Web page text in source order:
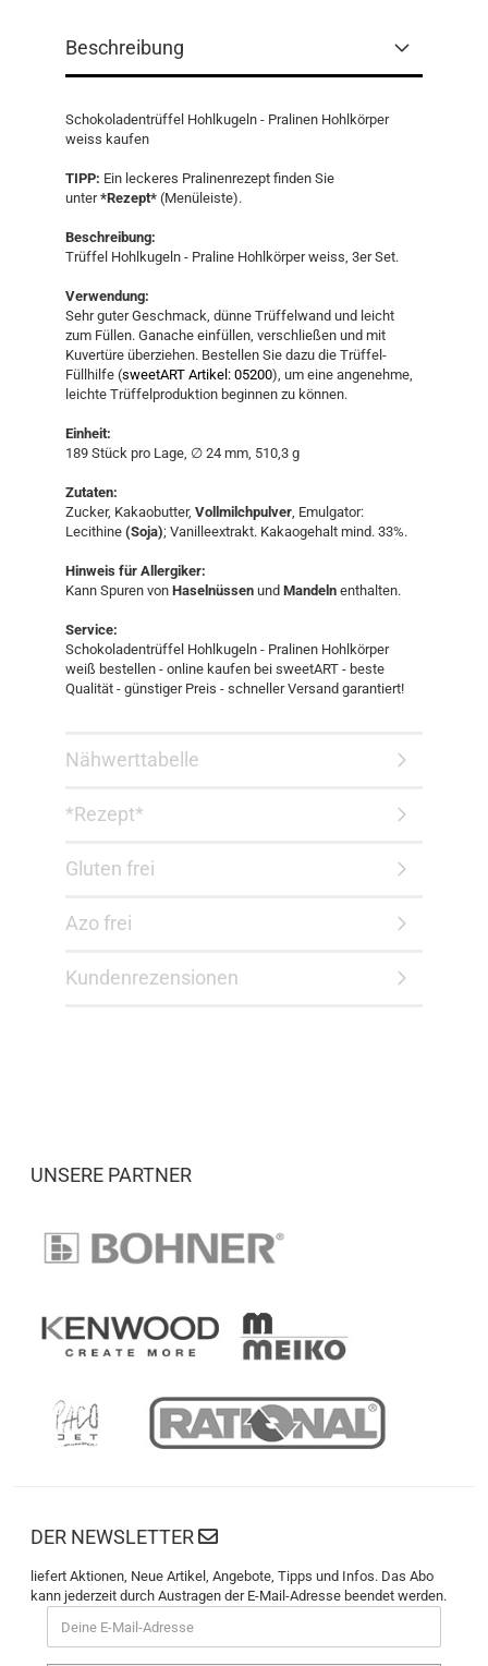
Beschreibung
Schokoladentrüffel Hohlkugeln - Pralinen Hohlkörper
weiss kaufen
TIPP: Ein leckeres Pralinenrezept finden Sie
unter*Rezept* (Menüleiste).
Beschreibung:
Trüffel Hohlkugeln - Praline Hohlkörper weiss, 3er Set.
Verwendung:
Sehr guter Geschmack, dünne Trüffelwand und leicht
zum Füllen. Ganache einfüllen, verschließen und mit
Kuvertüre überziehen. Bestellen Sie dazu die Trüffel-
Füllhilfe (sweetART Artikel: 05200), um eine angenehme,
leichte Trüffelproduktion beginnen zu können.
Einheit:
189 Stück pro Lage, ∅ 24 mm, 510,3 g
Zutaten:
Zucker, Kakaobutter, Vollmilchpulver, Emulgator:
Lecithine (Soja); Vanilleextrakt. Kakaogehalt mind. 33%.
Hinweis für Allergiker:
Kann Spuren von Haselnüssen und Mandeln enthalten.
Service:
Schokoladentrüffel Hohlkugeln - Pralinen Hohlkörper
weiß bestellen - online kaufen bei sweetART - beste
Qualität - günstiger Preis - schneller Versand garantiert!​
Nähwerttabelle
*Rezept*
Gluten frei
Azo frei
Kundenrezensionen
UNSERE PARTNER
DER NEWSLETTER
liefert Aktionen, Neue Artikel, Angebote, Tipps und Infos. Das Abo
kann jederzeit durch Austragen der E-Mail-Adresse beendet werden.